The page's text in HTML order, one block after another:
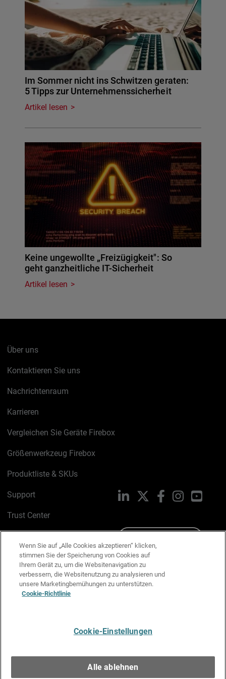
Im Sommer nicht ins Schwitzen geraten:
5 Tipps zur Unternehmenssicherheit
Artikel lesen
Keine ungewollte „Freizügigkeit": So
geht ganzheitliche IT-Sicherheit
Artikel lesen
Über uns
Kontaktieren Sie uns
Nachrichtenraum
Karrieren
Vergleichen Sie Geräte Firebox
Größenwerkzeug Firebox
Produktliste & SKUs
Support
Trust Center
Cookie-Richtlinie
Datenschutzrichtlinie
Media & Brand Kit
LinkedIn FacebookInstagram
Wenn Sie auf „Alle Cookies akzeptieren“ klicken,
stimmen Sie der Speicherung von Cookies auf
Ihrem Gerät zu, um die Websitenavigation zu
verbessern, die Websitenutzung zu analysieren und
unsere Marketingbemühungen zu unterstützen.
Cookie-Richtlinie
Cookie-Einstellungen
Alle ablehnen